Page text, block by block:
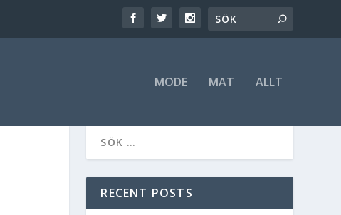
MODE MAT ALLT
RECENT POSTS